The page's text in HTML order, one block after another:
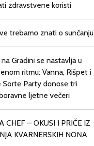
zdravstvene koristi
trebamo znati o sunčanju
Gradini se nastavlja u
ritmu: Vanna, Rišpet i
Sorte Party donose tri
ljetne večeri
CHEF – OKUSI I PRIČE IZ
KVARNERSKIH NONA